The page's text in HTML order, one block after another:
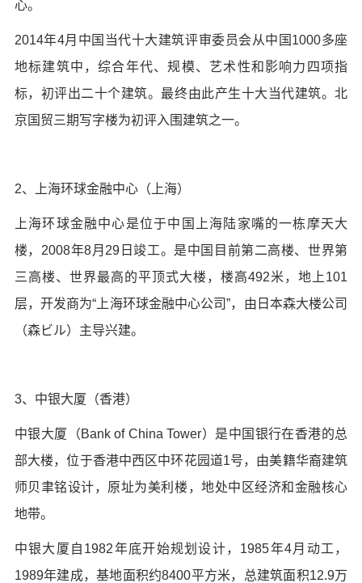
心。
2014年4月中国当代十大建筑评审委员会从中国1000多座
地标建筑中，综合年代、规模、艺术性和影响力四项指
标，初评出二十个建筑。最终由此产生十大当代建筑。北
京国贸三期写字楼为初评入围建筑之一。
2、上海环球金融中心（上海）
上海环球金融中心是位于中国上海陆家嘴的一栋摩天大
楼，2008年8月29日竣工。是中国目前第二高楼、世界第
三高楼、世界最高的平顶式大楼，楼高492米，地上101
层，开发商为“上海环球金融中心公司”，由日本森大楼公司
（森ビル）主导兴建。
3、中银大厦（香港）
中银大厦（Bank of China Tower）是中国银行在香港的总
部大楼，位于香港中西区中环花园道1号，由美籍华裔建筑
师贝聿铭设计，原址为美利楼，地处中区经济和金融核心
地带。
中银大厦自1982年底开始规划设计，1985年4月动工，
1989年建成，基地面积约8400平方米，总建筑面积12.9万